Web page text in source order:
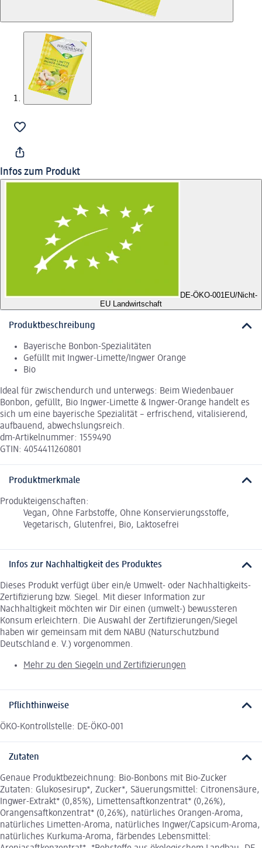
Infos zum Produkt
DE-ÖKO-001 EU/Nicht-
EU Landwirtschaft
Produktbeschreibung
Bayerische Bonbon-Spezialitäten
Gefüllt mit Ingwer-Limette/Ingwer Orange
Bio
Ideal für zwischendurch und unterwegs: Beim Wiedenbauer
Bonbon, gefüllt, Bio Ingwer-Limette & Ingwer-Orange handelt es
sich um eine bayerische Spezialität – erfrischend, vitalisierend,
aufbauend, abwechslungsreich.
dm-Artikelnummer: 1559490
GTIN: 4054411260801
Produktmerkmale
Produkteigenschaften:
Vegan, Ohne Farbstoffe, Ohne Konservierungsstoffe,
Vegetarisch, Glutenfrei, Bio, Laktosefrei
Infos zur Nachhaltigkeit des Produktes
Dieses Produkt verfügt über ein/e Umwelt- oder Nachhaltigkeits-
Zertifizierung bzw. Siegel. Mit dieser Information zur
Nachhaltigkeit möchten wir Dir einen (umwelt-) bewussteren
Konsum erleichtern. Die Auswahl der Zertifizierungen/Siegel
haben wir gemeinsam mit dem NABU (Naturschutzbund
Deutschland e. V.) vorgenommen.
Mehr zu den Siegeln und Zertifizierungen
Pflichthinweise
ÖKO-Kontrollstelle: DE-ÖKO-001
Zutaten
Genaue Produktbezeichnung: Bio-Bonbons mit Bio-Zucker
Zutaten: Glukosesirup*, Zucker*, Säuerungsmittel: Citronensäure,
Ingwer-Extrakt* (0,85%), Limettensaftkonzentrat* (0,26%),
Orangensaftkonzentrat* (0,26%), natürliches Orangen-Aroma,
natürliches Limetten-Aroma, natürliches Ingwer/Capsicum-Aroma,
natürliches Kurkuma-Aroma, färbendes Lebensmittel: